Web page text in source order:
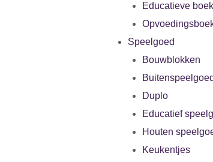
Educatieve
Speelgoed
Bouwblokken
Duplo
Educatief
Houten
Keukentjes